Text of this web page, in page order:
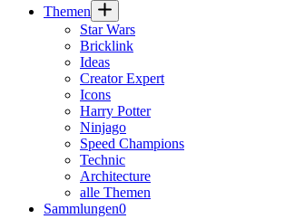
Themen
Star Wars
Bricklink
Ideas
Creator Expert
Icons
Harry Potter
Ninjago
Speed Champions
Technic
Architecture
alle Themen
Sammlungen0